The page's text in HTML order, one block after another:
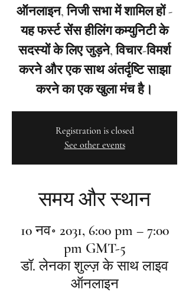
ऑनलाइन, निजी सभा में शामिल हों -
यह फर्स्ट सेंस हीलिंग कम्युनिटी के
सदस्यों के लिए जुड़ने, विचार-विमर्श
करने और एक साथ अंतर्दृष्टि साझा
करने का एक खुला मंच है।
Registration is closed
See other events
समय और स्थान
10 नव॰ 2031, 6:00 pm – 7:00
pm GMT-5
डॉ. लेनका शुल्ज़ के साथ लाइव
ऑनलाइन